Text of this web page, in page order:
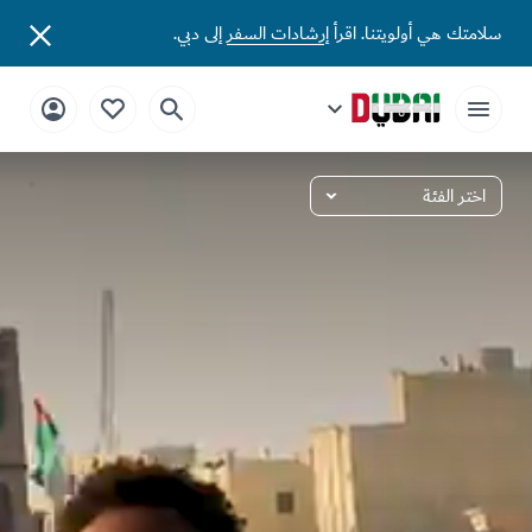
سلامتك هي أولويتنا. اقرأإرشادات السفرإلى دبي.
اختر الفئة